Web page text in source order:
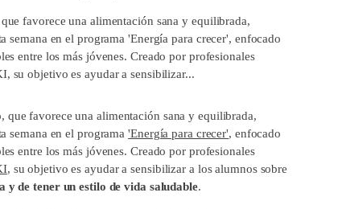
favorece una alimentación sana y equilibrada,
semana en el programa 'Energía para crecer', enfocado
entre los más jóvenes. Creado por profesionales
su objetivo es ayudar a sensibilizar...
que favorece una alimentación sana y equilibrada,
semana en el programa'Energía para crecer', enfocado
entre los más jóvenes. Creado por profesionales
, su objetivo es ayudar a sensibilizar a los alumnos sobre
de tener un estilo de vida saludable.